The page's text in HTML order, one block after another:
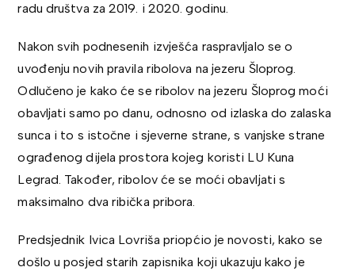
radu društva za 2019. i 2020. godinu.
Nakon svih podnesenih izvješća raspravljalo se o
uvođenju novih pravila ribolova na jezeru Šloprog.
Odlučeno je kako će se ribolov na jezeru Šloprog moći
obavljati samo po danu, odnosno od izlaska do zalaska
sunca i to s istočne i sjeverne strane, s vanjske strane
ograđenog dijela prostora kojeg koristi LU Kuna
Legrad. Također, ribolov će se moći obavljati s
maksimalno dva ribička pribora.
Predsjednik Ivica Lovriša priopćio je novosti, kako se
došlo u posjed starih zapisnika koji ukazuju kako je